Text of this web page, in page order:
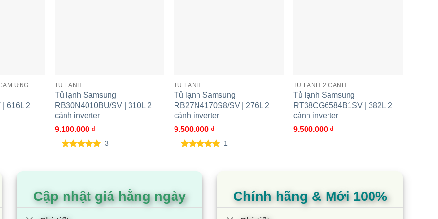
dành riêng cho thịt cá, thực phẩm tươi sống, cho phép thịt cá, hải sản tươi sống được bảo quản ở nhiệt độ
hằng ngày như sữa, thịt nguội…)
ỨNG
616L 2
TỦ LẠNH
Tủ lạnh Samsung
RB30N4010BU/SV | 310L 2
cánh inverter
9.100.000 ₫
đánh giá
3
TỦ LẠNH
Tủ lạnh Samsung
RB27N4170S8/SV | 276L 2
cánh inverter
9.500.000 ₫
đánh giá
1
TỦ LẠNH 2 CÁNH
Tủ lạnh Samsung
RT38CG6584B1SV | 382L 2
cánh inverter
9.500.000 ₫
Cập nhật giá hằng ngày Chính hãng & Mới 100%